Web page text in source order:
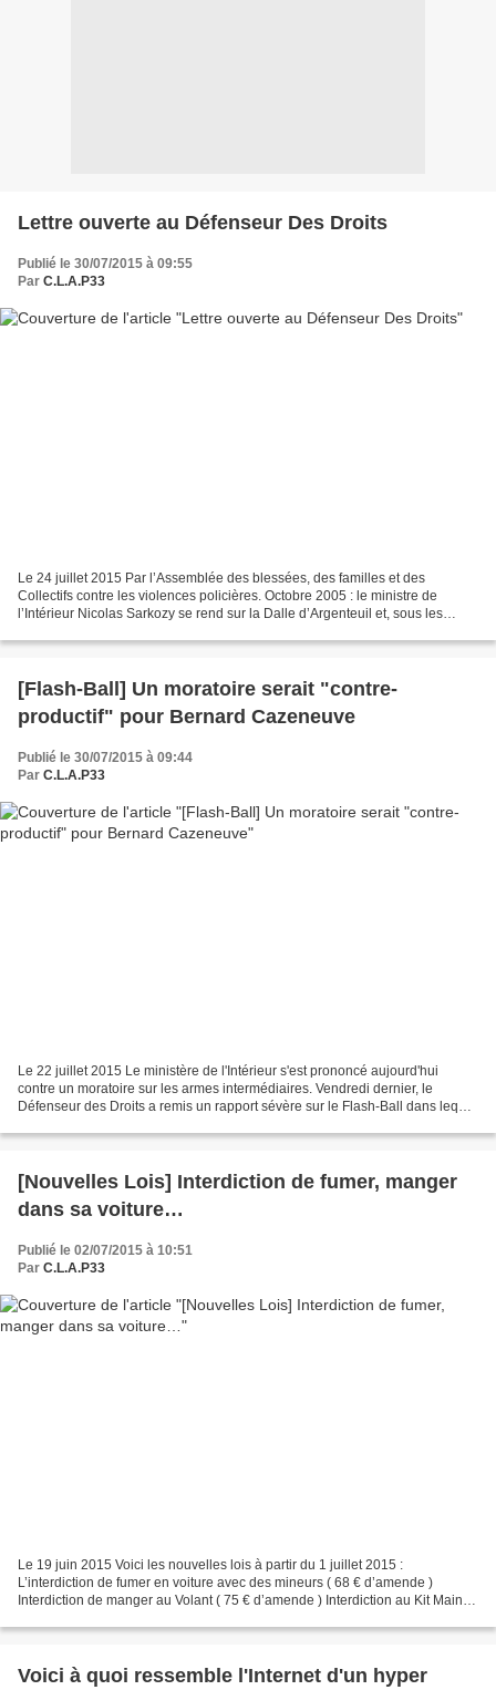
Lettre ouverte au Défenseur Des Droits
Publié le 30/07/2015 à 09:55
Par C.L.A.P33
Le 24 juillet 2015 Par l’Assemblée des blessées, des familles et des
Collectifs contre les violences policières. Octobre 2005 : le ministre de
l’Intérieur Nicolas Sarkozy se rend sur la Dalle d’Argenteuil et, sous les
[Flash-Ball] Un moratoire serait "contre-
productif" pour Bernard Cazeneuve
Publié le 30/07/2015 à 09:44
Par C.L.A.P33
Le 22 juillet 2015 Le ministère de l'Intérieur s'est prononcé aujourd'hui
contre un moratoire sur les armes intermédiaires. Vendredi dernier, le
Défenseur des Droits a remis un rapport sévère sur le Flash-Ball dans lequel
[Nouvelles Lois] Interdiction de fumer, manger
dans sa voiture…
Publié le 02/07/2015 à 10:51
Par C.L.A.P33
Le 19 juin 2015 Voici les nouvelles lois à partir du 1 juillet 2015 :
L’interdiction de fumer en voiture avec des mineurs ( 68 € d’amende )
Interdiction de manger au Volant ( 75 € d’amende ) Interdiction au Kit Main
Voici à quoi ressemble l'Internet d'un hyper